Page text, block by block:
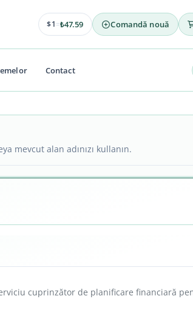
$1=₺47.59 Comandă nouă
Contact
mevcut alan adınızı kullanın.